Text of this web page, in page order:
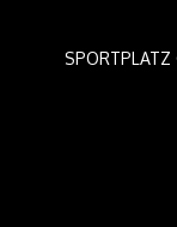
SPORTPLATZ